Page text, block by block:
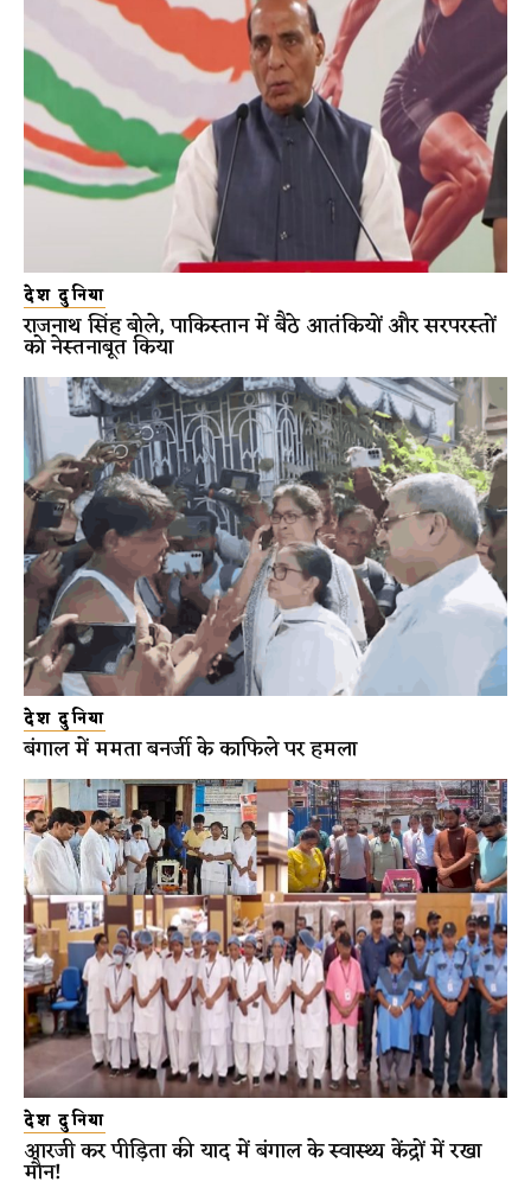
देश दुनिया
राजनाथ सिंह बोले, पाकिस्तान में बैठे आतंकियों और सरपरस्तों
को नेस्तनाबूत किया
देश दुनिया
बंगाल में ममता बनर्जी के काफिले पर हमला
देश दुनिया
आरजी कर पीड़िता की याद में बंगाल के स्वास्थ्य केंद्रों में रखा
मौन!